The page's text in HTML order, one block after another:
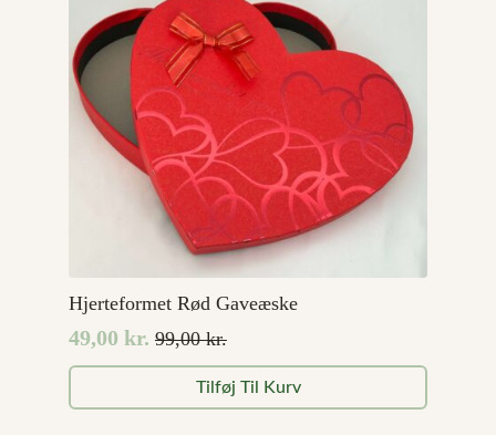
Hjerteformet Rød Gaveæske
99,00kr.
Den
oprindelige
pris
49,00 kr.
Den
aktuelle
pris
Tilføj Til Kurv